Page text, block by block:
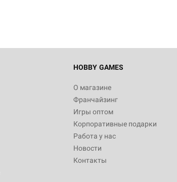
HOBBY GAMES
О магазине
Франчайзинг
Игры оптом
Корпоративные подарки
Работа у нас
Новости
Контакты